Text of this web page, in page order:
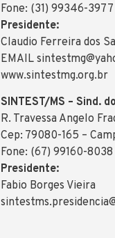
Fone: (31) 99346-3977
Presidente:
Claudio Ferreira dos
EMAIL
www.sintestmg.org.br
SINTEST/MS – Sind.
R. Travessa Angelo
Cep: 79080-165 –
Fone: (67) 99160-8038
Presidente:
Fabio Borges Vieira